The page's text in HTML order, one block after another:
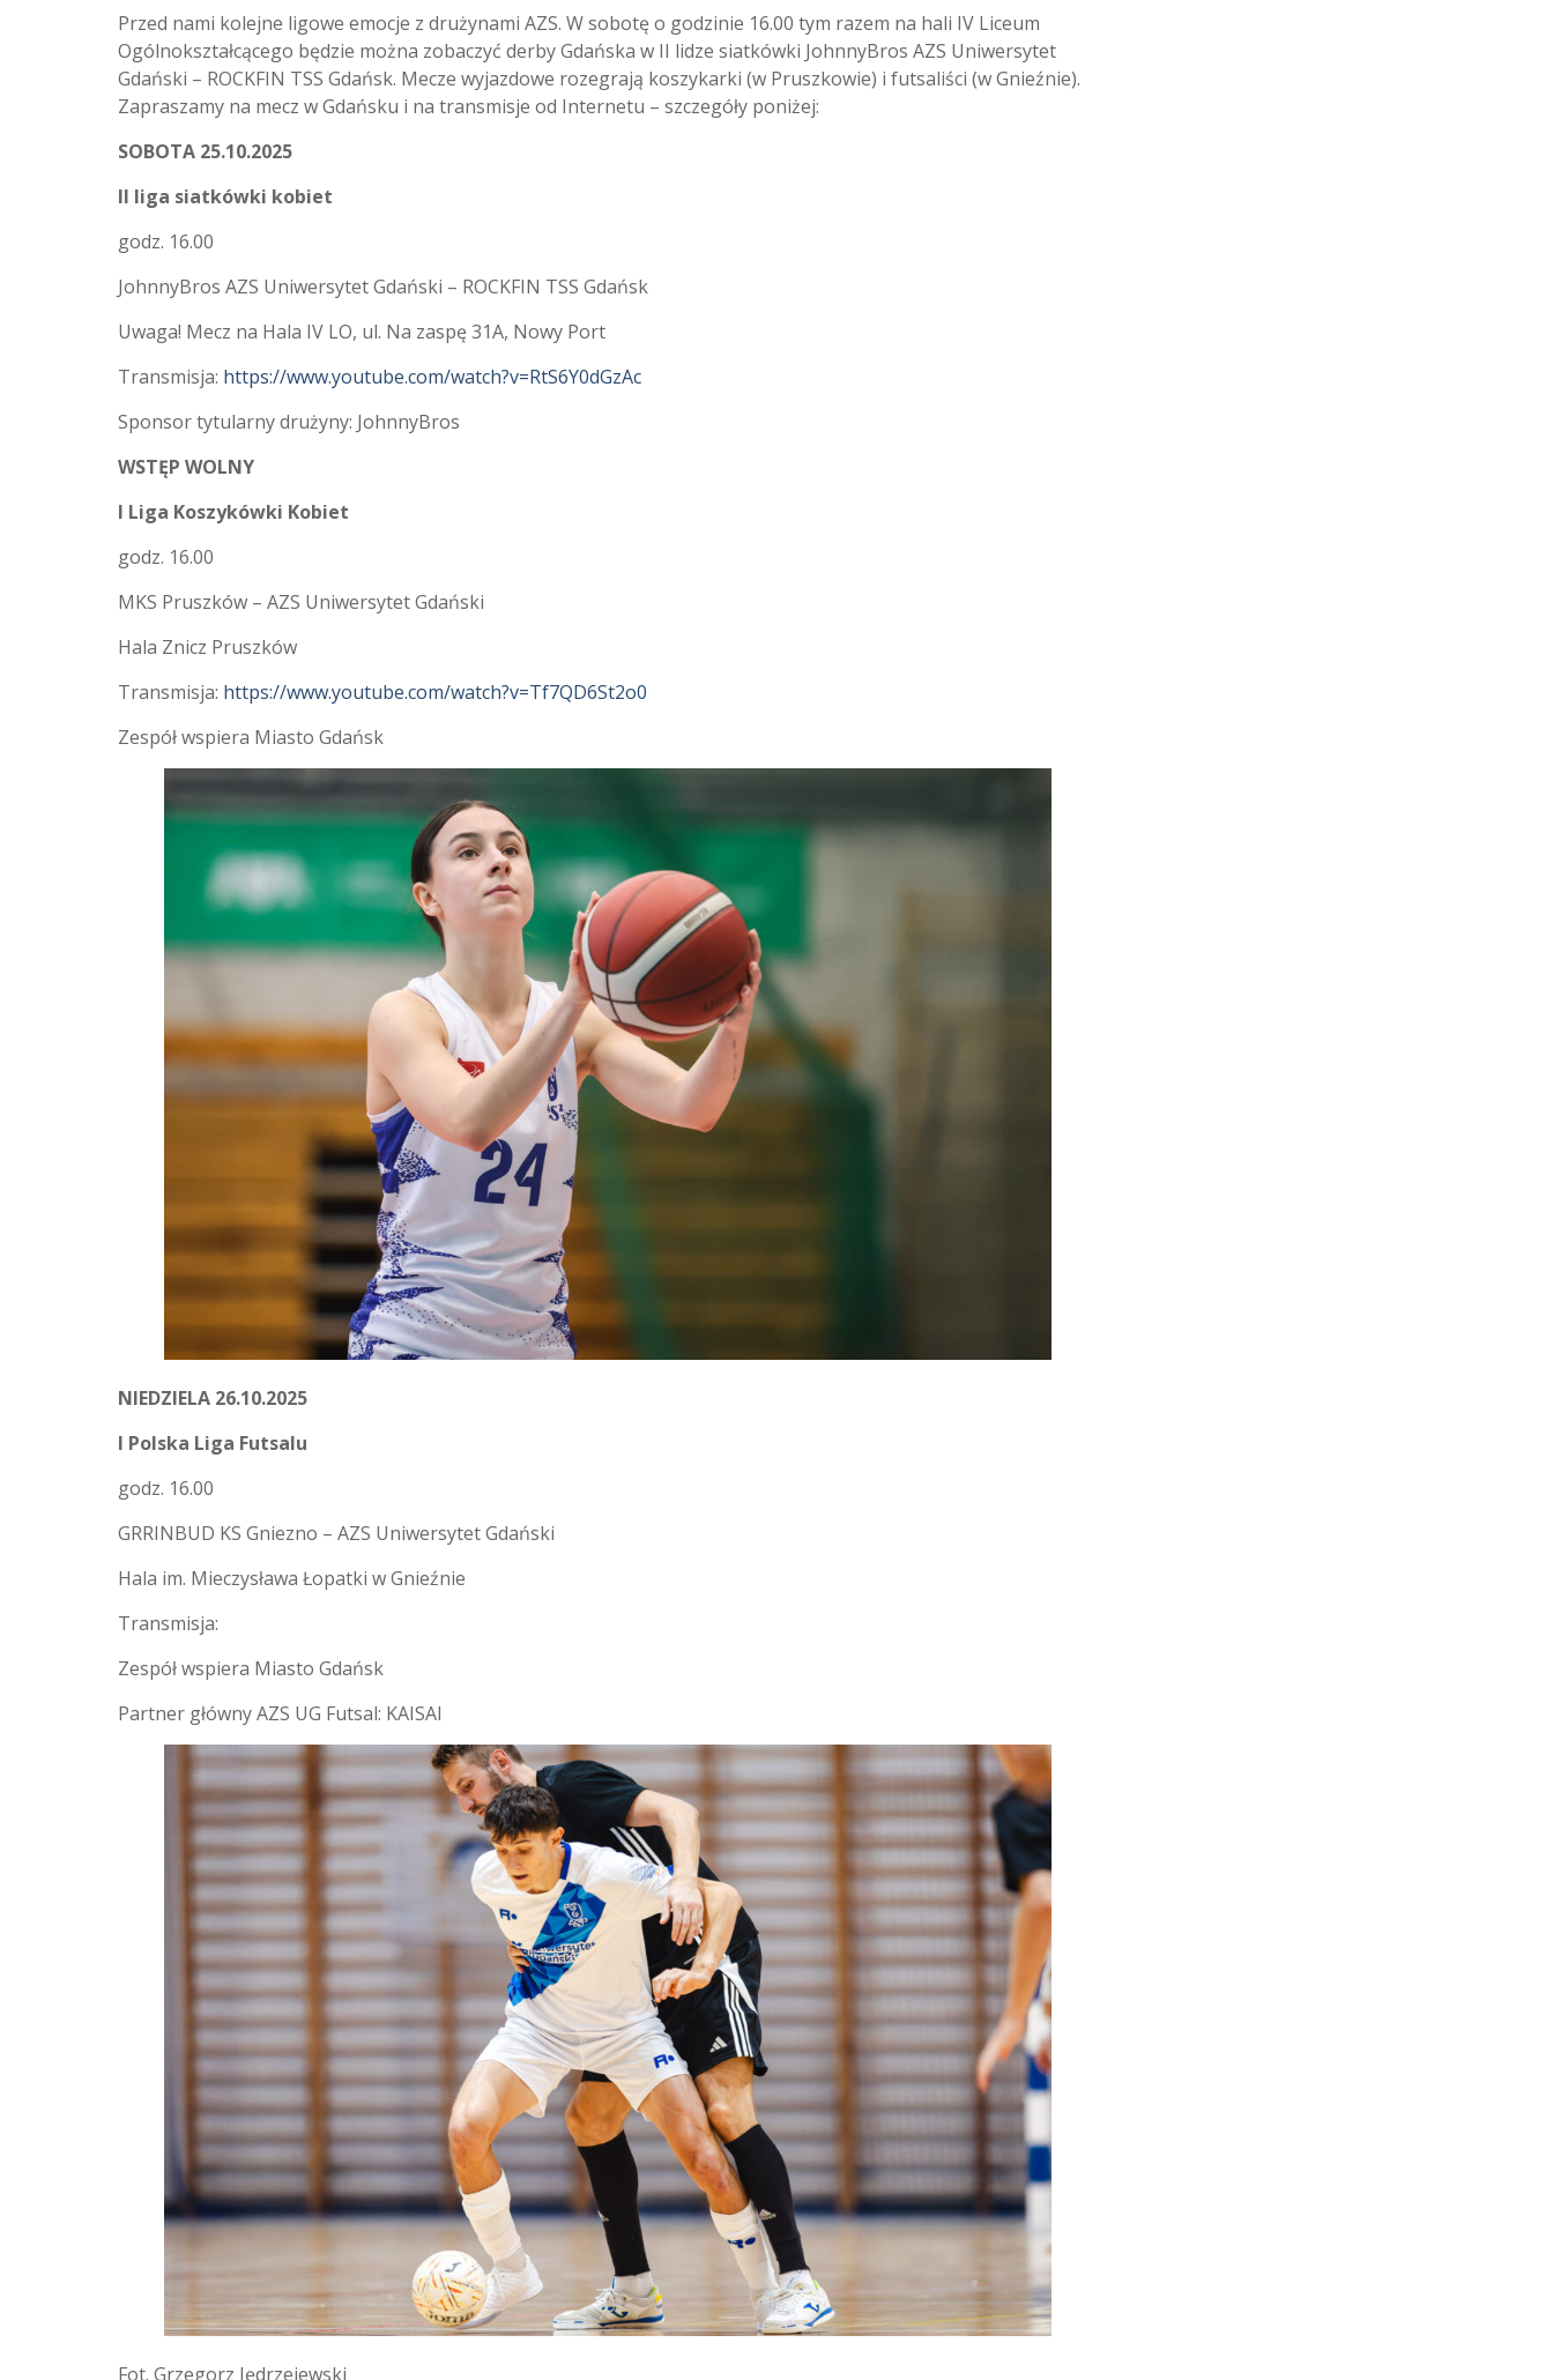
Przed nami kolejne ligowe emocje z drużynami AZS. W sobotę o godzinie 16.00 tym razem na hali IV Liceum
Ogólnokształcącego będzie można zobaczyć derby Gdańska w II lidze siatkówki JohnnyBros AZS Uniwersytet
Gdański – ROCKFIN TSS Gdańsk. Mecze wyjazdowe rozegrają koszykarki (w Pruszkowie) i futsaliści (w Gnieźnie).
Zapraszamy na mecz w Gdańsku i na transmisje od Internetu – szczegóły poniżej:
SOBOTA 25.10.2025
II liga siatkówki kobiet
godz. 16.00
JohnnyBros AZS Uniwersytet Gdański – ROCKFIN TSS Gdańsk
Uwaga! Mecz na Hala IV LO, ul. Na zaspę 31A, Nowy Port
Transmisja: https://www.youtube.com/watch?v=RtS6Y0dGzAc
Sponsor tytularny drużyny: JohnnyBros
WSTĘP WOLNY
I Liga Koszykówki Kobiet
godz. 16.00
MKS Pruszków – AZS Uniwersytet Gdański
Hala Znicz Pruszków
Transmisja: https://www.youtube.com/watch?v=Tf7QD6St2o0
Zespół wspiera Miasto Gdańsk
NIEDZIELA 26.10.2025
I Polska Liga Futsalu
godz. 16.00
GRRINBUD KS Gniezno – AZS Uniwersytet Gdański
Hala im. Mieczysława Łopatki w Gnieźnie
Transmisja:
Zespół wspiera Miasto Gdańsk
Partner główny AZS UG Futsal: KAISAI
Fot. Grzegorz Jędrzejewski